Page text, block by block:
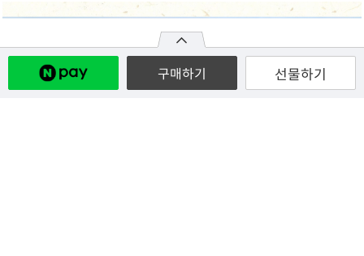
구매하기 선물하기